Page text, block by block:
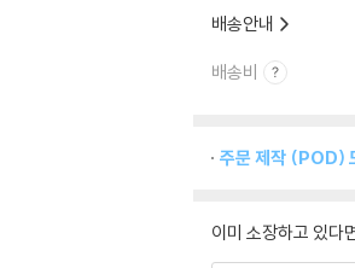
배송안내
배송비
주문 제작 (POD)
이미 소장하고 있다